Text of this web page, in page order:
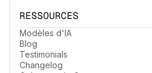
RESSOURCES
Modèles d'IA
Blog
Testimonials
Changelog